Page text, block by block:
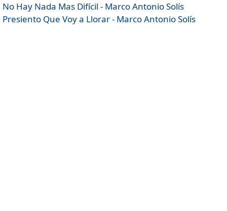
No Hay Nada Mas Difícil - Marco Antonio Solís
Presiento Que Voy a Llorar - Marco Antonio Solís